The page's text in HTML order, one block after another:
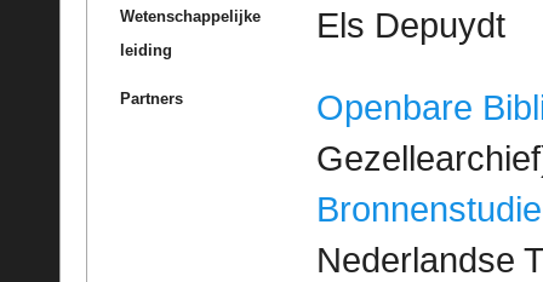
Wetenschappelijke
leiding
Els Depuydt
Partners
Openbare
Bronnenstudie
Nederlandse